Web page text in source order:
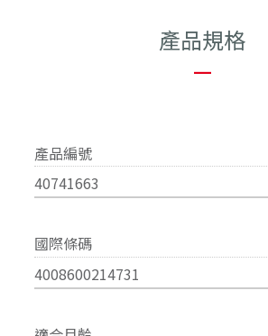
產品規格
—
產品編號
40741663
國際條碼
4008600214731